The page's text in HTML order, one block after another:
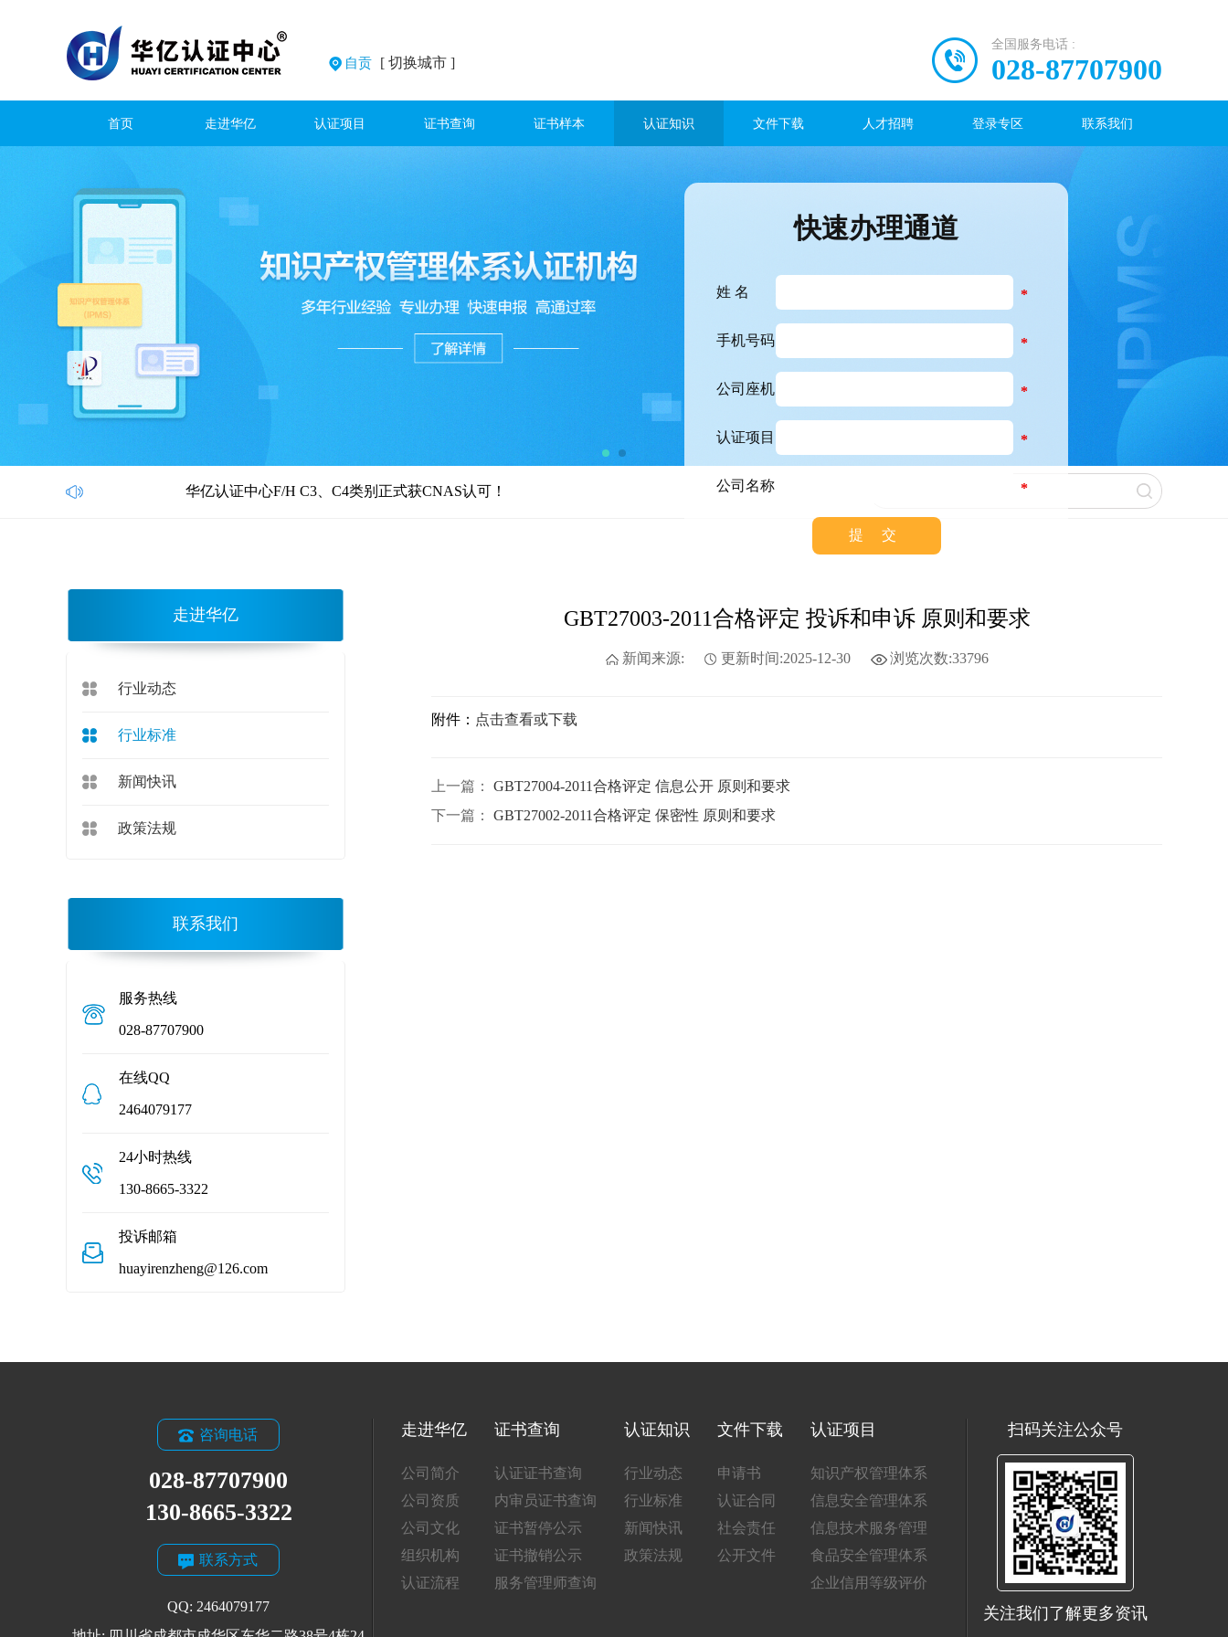
快速办理通道
姓 名 *
手机号码 *
公司座机 *
认证项目 *
公司名称 *
自贡 [ 切换城市 ]
全国服务电话 :
028-87707900
首页 走进华亿 认证项目 证书查询 证书样本 认证知识 文件下载 人才招聘 登录专区 联系我们
华亿认证中心F/H C3、C4类别正式获CNAS认可！
走进华亿
行业动态
行业标准
新闻快讯
政策法规
联系我们
服务热线
028-87707900
在线QQ
2464079177
24小时热线
130-8665-3322
投诉邮箱
huayirenzheng@126.com
GBT27003-2011合格评定 投诉和申诉 原则和要求
新闻来源: 更新时间:2025-12-30 浏览次数:33796
附件： 点击查看或下载
上一篇： GBT27004-2011合格评定 信息公开 原则和要求
下一篇： GBT27002-2011合格评定 保密性 原则和要求
咨询电话
028-87707900
130-8665-3322
联系方式
QQ: 2464079177
走进华亿
公司简介
公司资质
公司文化
组织机构
认证流程
证书查询
认证证书查询
内审员证书查询
证书暂停公示
证书撤销公示
服务管理师查询
认证知识
行业动态
行业标准
新闻快讯
政策法规
文件下载
申请书
认证合同
社会责任
公开文件
认证项目
知识产权管理体系
信息安全管理体系
信息技术服务管理
食品安全管理体系
企业信用等级评价
扫码关注公众号
关注我们了解更多资讯